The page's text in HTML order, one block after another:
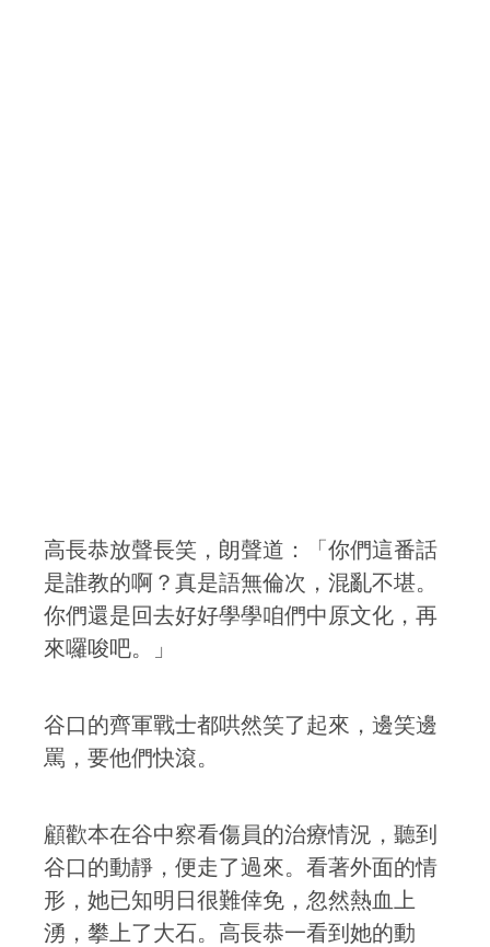
高長恭放聲長笑，朗聲道：「你們這番話
是誰教的啊？真是語無倫次，混亂不堪。
你們還是回去好好學學咱們中原文化，再
來囉唆吧。」
谷口的齊軍戰士都哄然笑了起來，邊笑邊
罵，要他們快滾。
顧歡本在谷中察看傷員的治療情況，聽到
谷口的動靜，便走了過來。看著外面的情
形，她已知明日很難倖免，忽然熱血上
湧，攀上了大石。高長恭一看到她的動